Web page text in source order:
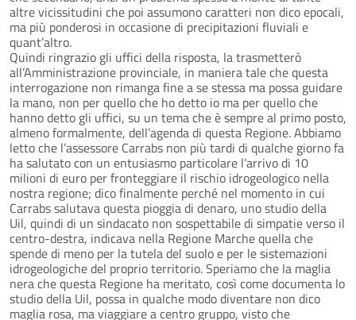
altre vicissitudini che poi assumono caratteri non dico epocali,
ma più ponderosi in occasione di precipitazioni fluviali e
quant’altro.
Quindi ringrazio gli uffici della risposta, la trasmetterò
all’Amministrazione provinciale, in maniera tale che questa
interrogazione non rimanga fine a se stessa ma possa guidare
la mano, non per quello che ho detto io ma per quello che
hanno detto gli uffici, su un tema che è sempre al primo posto,
almeno formalmente, dell’agenda di questa Regione. Abbiamo
letto che l’assessore Carrabs non più tardi di qualche giorno fa
ha salutato con un entusiasmo particolare l’arrivo di 10
milioni di euro per fronteggiare il rischio idrogeologico nella
nostra regione; dico finalmente perché nel momento in cui
Carrabs salutava questa pioggia di denaro, uno studio della
Uil, quindi di un sindacato non sospettabile di simpatie verso il
centro-destra, indicava nella Regione Marche quella che
spende di meno per la tutela del suolo e per le sistemazioni
idrogeologiche del proprio territorio. Speriamo che la maglia
nera che questa Regione ha meritato, così come documenta lo
studio della Uil, possa in qualche modo diventare non dico
maglia rosa, ma viaggiare a centro gruppo, visto che